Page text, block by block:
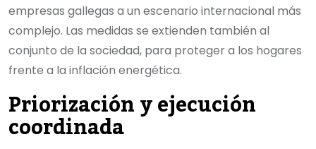
empresas gallegas a un escenario internacional más
complejo. Las medidas se extienden también al
conjunto de la sociedad, para proteger a los hogares
frente a la inflación energética.
Priorización y ejecución
coordinada